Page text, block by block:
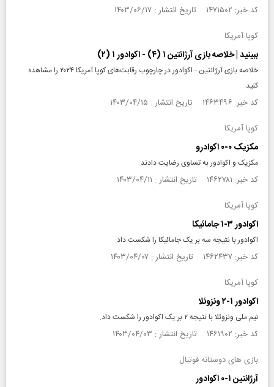
کد خبر: ۱۴۷۱۵۰۲ تاریخ انتشار : ۱۴۰۳/۰۶/۱۷
کوپا آمریکا
ببینید | خلاصه بازی آرژانتین ۱ (۴) - اکوادور ۱ (۲)
خلاصه بازی آرژانتین - اکوادور در چارچوب رقابت‌های کوپا آمریکا ۲۰۲۴ را مشاهده
کنید.
کد خبر: ۱۴۶۳۴۹۶ تاریخ انتشار : ۱۴۰۳/۰۴/۱۵
کوپا آمریکا
مکزیک ۰-۰ اکوادرو
مکزیک و اکوادور به تساوی رضایت دادند.
کد خبر: ۱۴۶۲۷۸۱ تاریخ انتشار : ۱۴۰۳/۰۴/۱۱
کوپا آمریکا
اکوادور ۳-۱ جامائیکا
اکوادور با نتیجه سه بر یک جامائیکا را شکست داد.
کد خبر: ۱۴۶۲۴۳۷ تاریخ انتشار : ۱۴۰۳/۰۴/۰۷
کوپا آمریکا
اکوادور ۱-۲ ونزوئلا
تیم ملی ونزوئلا با نتیجه ۲ بر یک اکوادور را شکست داد.
کد خبر: ۱۴۶۱۹۰۲ تاریخ انتشار : ۱۴۰۳/۰۴/۰۳
بازی های دوستانه فوتبال
آرژانتین ۱-۰ اکوادور